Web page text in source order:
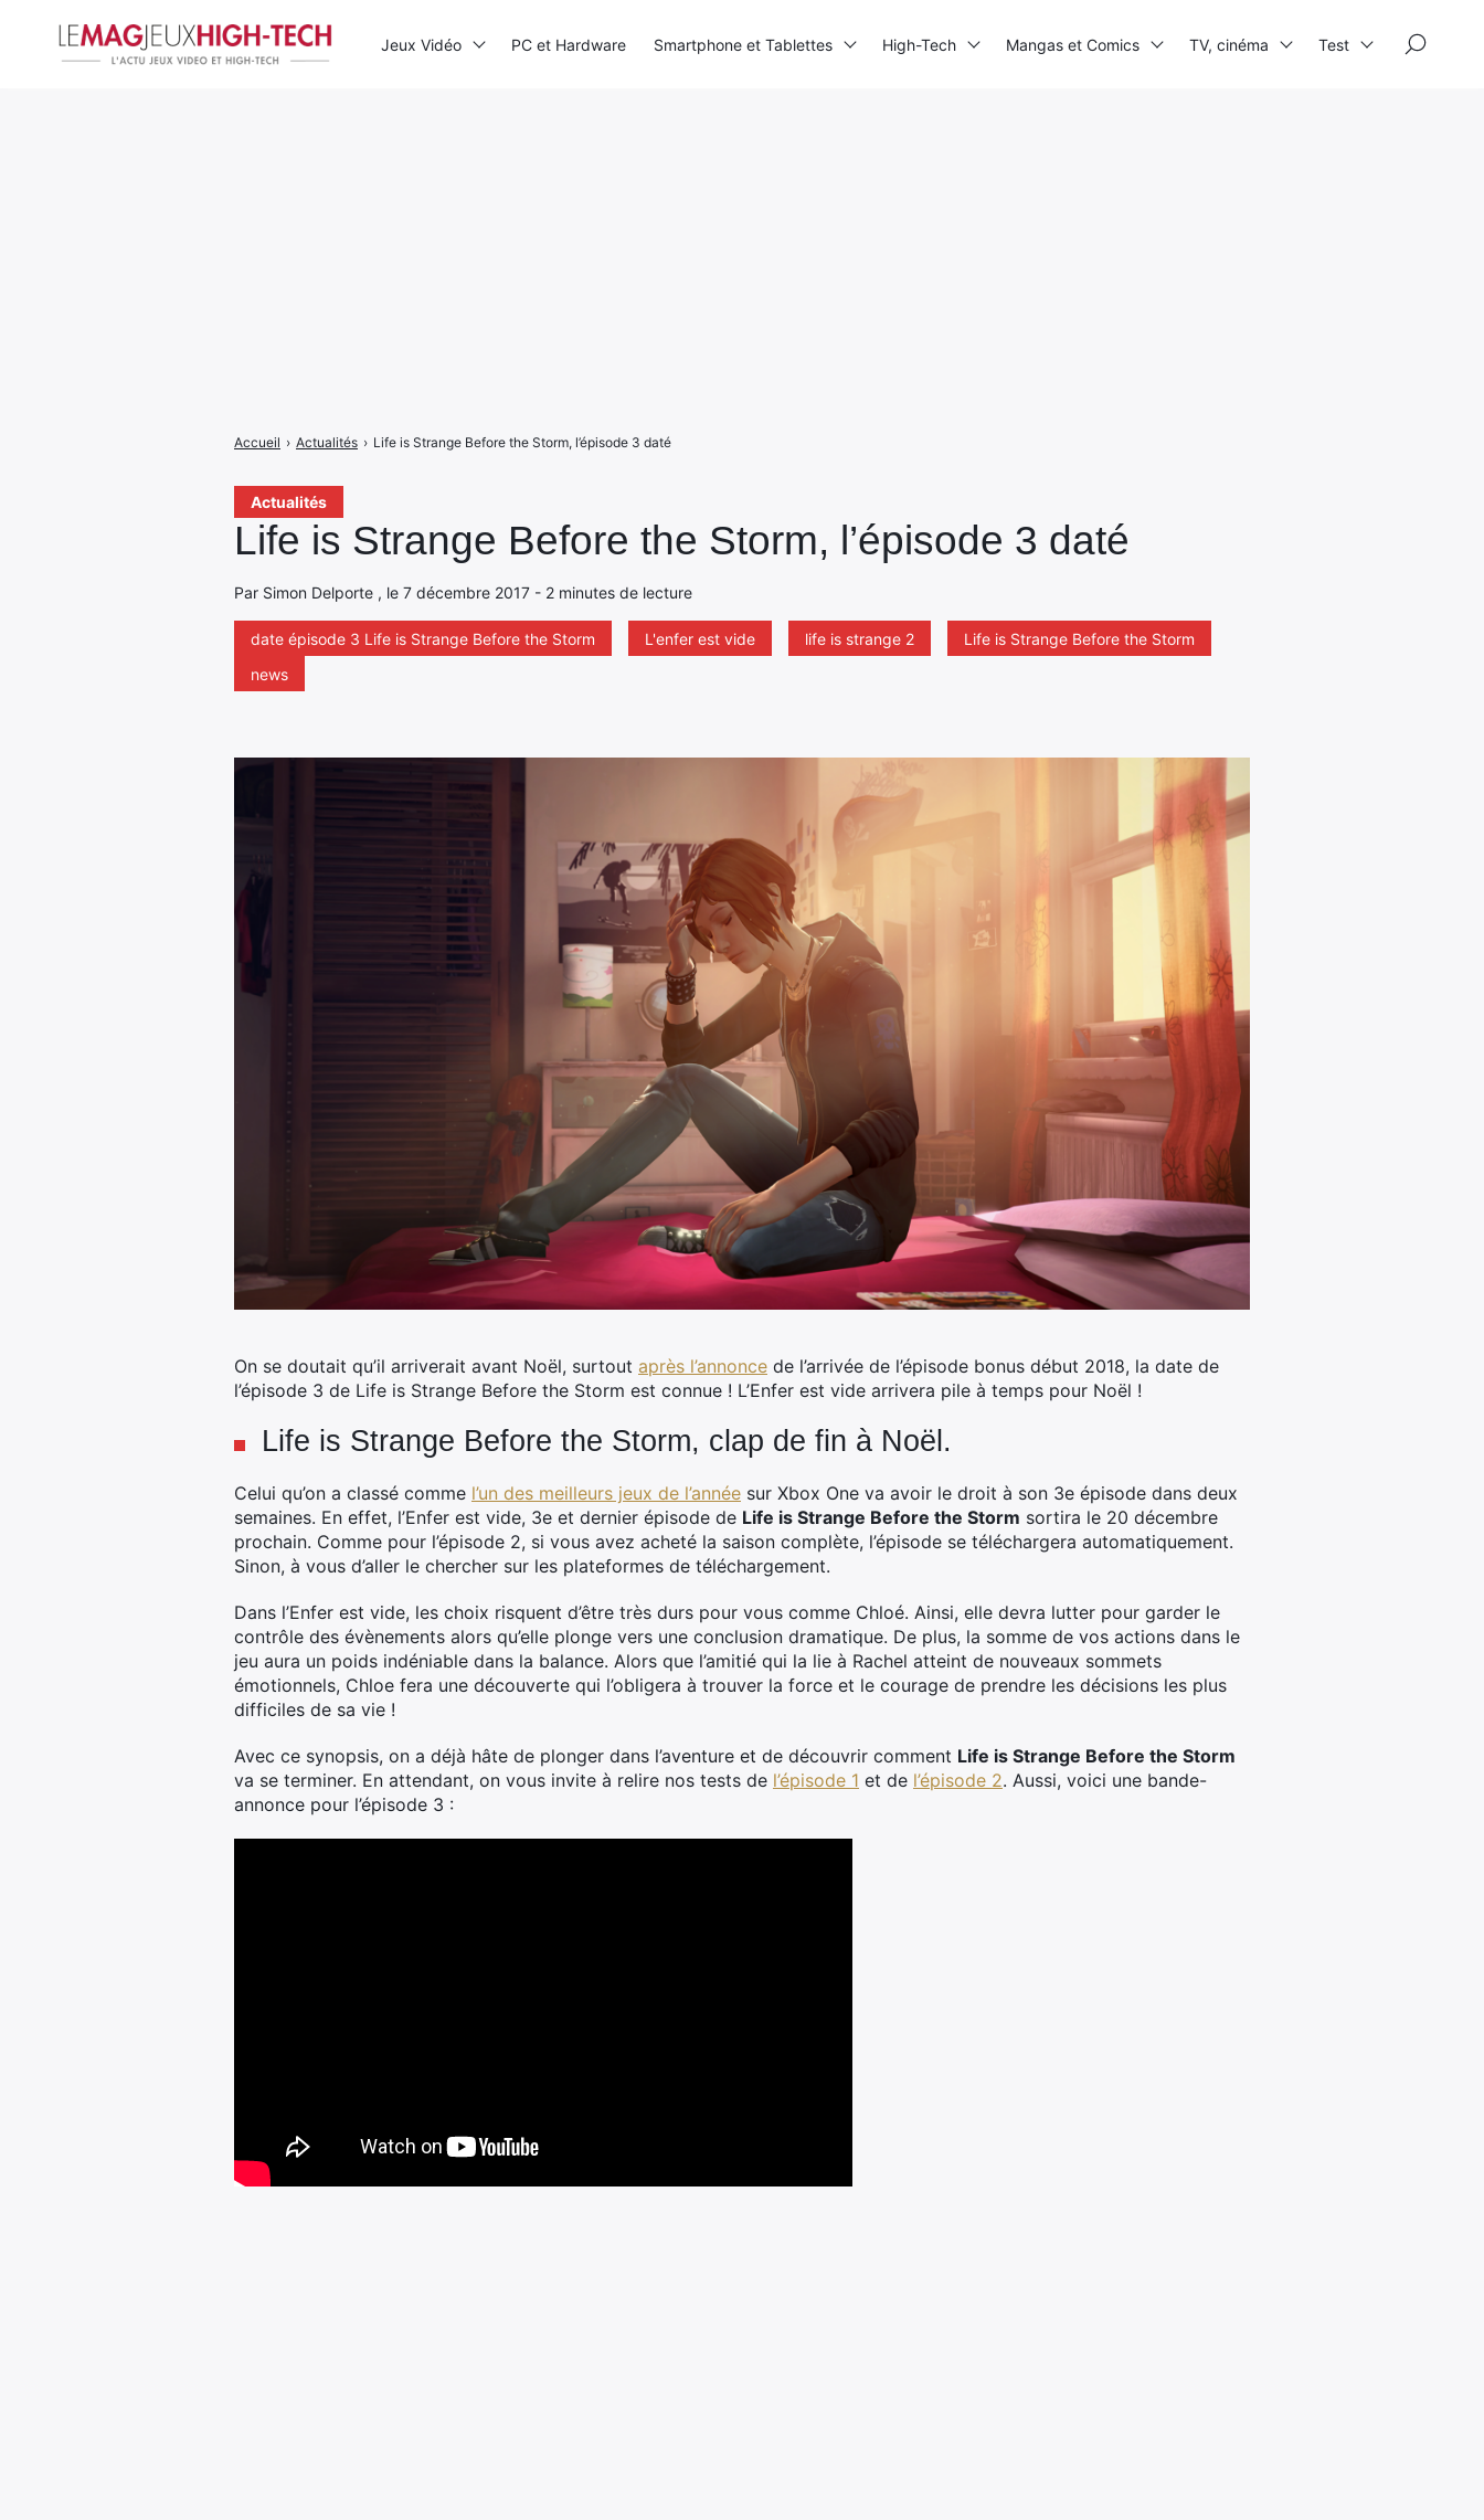
Actualités
Life is Strange Before the Storm, l’épisode 3 daté
Par Simon Delporte , le 7 décembre 2017 - 2 minutes de lecture
date épisode 3 Life is Strange Before the Storm L'enfer est vide life is strange 2
Life is Strange Before the Storm
news
Accueil › Actualités › Life is Strange Before the Storm, l’épisode 3 daté
On se doutait qu’il arriverait avant Noël, surtout après l’annonce de l’arrivée de l’épisode bonus début 2018, la date de
l’épisode 3 de Life is Strange Before the Storm est connue ! L’Enfer est vide arrivera pile à temps pour Noël !
Life is Strange Before the Storm, clap de fin à Noël.
Celui qu’on a classé comme l’un des meilleurs jeux de l’année sur Xbox One va avoir le droit à son 3e épisode dans deux
semaines. En effet, l’Enfer est vide, 3e et dernier épisode de Life is Strange Before the Storm sortira le 20 décembre
prochain. Comme pour l’épisode 2, si vous avez acheté la saison complète, l’épisode se téléchargera automatiquement.
Sinon, à vous d’aller le chercher sur les plateformes de téléchargement.
Dans l’Enfer est vide, les choix risquent d’être très durs pour vous comme Chloé. Ainsi, elle devra lutter pour garder le
contrôle des évènements alors qu’elle plonge vers une conclusion dramatique. De plus, la somme de vos actions dans le
jeu aura un poids indéniable dans la balance. Alors que l’amitié qui la lie à Rachel atteint de nouveaux sommets
émotionnels, Chloe fera une découverte qui l’obligera à trouver la force et le courage de prendre les décisions les plus
difficiles de sa vie !
Avec ce synopsis, on a déjà hâte de plonger dans l’aventure et de découvrir comment Life is Strange Before the Storm
va se terminer. En attendant, on vous invite à relire nos tests de l’épisode 1 et de l’épisode 2. Aussi, voici une bande-
annonce pour l’épisode 3 :
Jeux Vidéo PC et Hardware Smartphone et Tablettes High-Tech Mangas et Comics TV, cinéma Test